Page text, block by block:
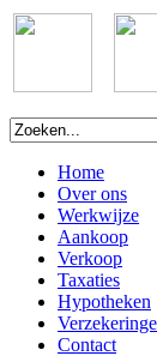
Home
Over ons
Werkwijze
Aankoop
Verkoop
Taxaties
Hypotheken
Contact